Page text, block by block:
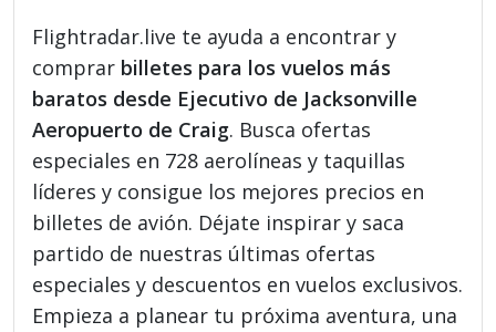
Flightradar.live te ayuda a encontrar y
comprar billetes para los vuelos más
baratos desde Ejecutivo de Jacksonville
Aeropuerto de Craig. Busca ofertas
especiales en 728 aerolíneas y taquillas
líderes y consigue los mejores precios en
billetes de avión. Déjate inspirar y saca
partido de nuestras últimas ofertas
especiales y descuentos en vuelos exclusivos.
Empieza a planear tu próxima aventura, una